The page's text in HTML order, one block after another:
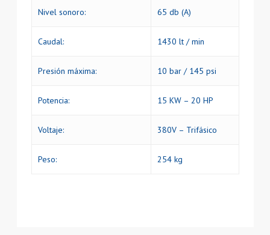
Nivel sonoro: 65 db (A)
Caudal: 1430 lt / min
Presión máxima: 10 bar / 145 psi
Potencia: 15 KW – 20 HP
Voltaje: 380V – Trifásico
Peso: 254 kg